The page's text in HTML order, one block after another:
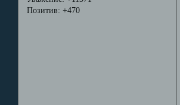
Позитив: +470